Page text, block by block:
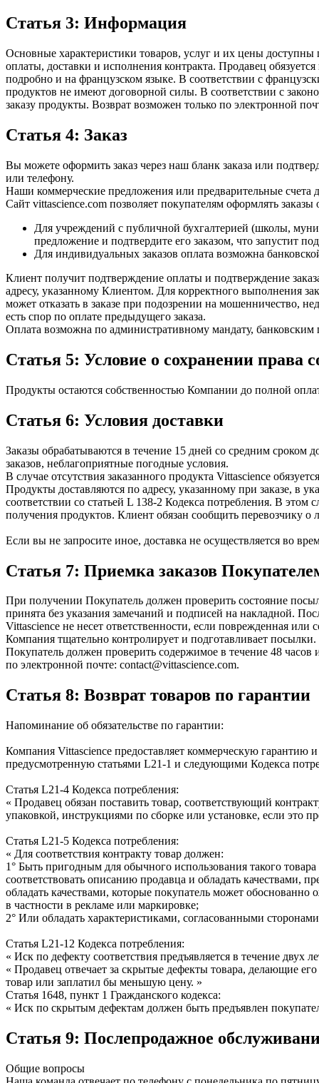
Статья 3: Информация
Основные характеристики товаров, услуг и их цены
оплаты, доставки и исполнения контракта. Продавец
подробно и на французском языке. В соответствии с
продуктов не имеют договорной силы. В соответствии с
заказу продукты. Возврат возможен только по электронной
Статья 4: Заказ
Вы можете оформить заказ через наш бланк заказа или
или телефону.
Наши коммерческие предложения или предварительные счета
Сайт vittascience.com позволяет покупателям оформлять заказы
Для учреждений с публичной бухгалтерией (школы,
предложение и подтвердите его заказом, что запустит
Для индивидуальных заказов оплата возможна
Клиент получит подтверждение оплаты и подтверждение
адресу, указанному Клиентом. Для корректного выполнения
может отказать в заказе при подозрении на мошенничество,
есть спор по оплате предыдущего заказа.
Оплата возможна по административному мандату,
Статья 5: Условие о сохранении права
Продукты остаются собственностью Компании до полной
Статья 6: Условия доставки
Заказы обрабатываются в течение 15 дней со средним
заказов, неблагоприятные погодные условия.
В случае отсутствия заказанного продукта Vittascience
Продукты доставляются по адресу, указанному при заказе, в
соответствии со статьей L 138-2 Кодекса потребления. В
получения продуктов. Клиент обязан сообщить перевозчику о
Если вы не запросите иное, доставка не осуществляется во
Статья 7: Приемка заказов
При получении Покупатель должен проверить состояние
принята без указания замечаний и подписей на накладной.
Vittascience не несет ответственности, если поврежденная
Компания тщательно контролирует и подготавливает посылки.
Покупатель должен проверить содержимое в течение 48 часов
по электронной почте: contact@vittascience.com.
Статья 8: Возврат товаров по гарантии
Напоминание об обязательстве по гарантии:
Компания Vittascience предоставляет коммерческую гарантию
предусмотренную статьями L21-1 и следующими Кодекса
Статья L21-4 Кодекса потребления:
« Продавец обязан поставить товар, соответствующий
упаковкой, инструкциями по сборке или установке, если это
Статья L21-5 Кодекса потребления:
« Для соответствия контракту товар должен:
1° Быть пригодным для обычного использования такого
соответствовать описанию продавца и обладать качествами,
обладать качествами, которые покупатель может
в частности в рекламе или маркировке;
2° Или обладать характеристиками, согласованными
Статья L21-12 Кодекса потребления:
« Иск по дефекту соответствия предъявляется в течение двух
« Продавец отвечает за скрытые дефекты товара, делающие
товар или заплатил бы меньшую цену. »
Статья 1648, пункт 1 Гражданского кодекса:
« Иск по скрытым дефектам должен быть предъявлен
Статья 9: Послепродажное
Общие вопросы